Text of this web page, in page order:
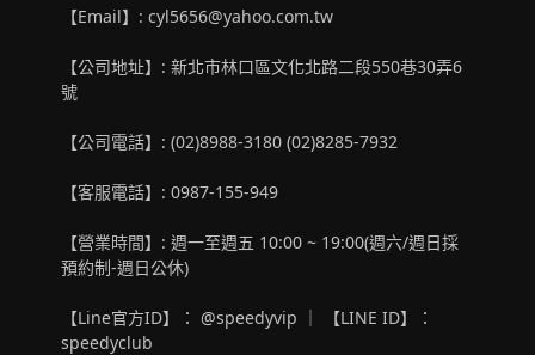
【Email】: cyl5656@yahoo.com.tw
【公司地址】: 新北市林口區文化北路二段550巷30弄6
號
【公司電話】: (02)8988-3180 (02)8285-7932
【客服電話】: 0987-155-949
【營業時間】: 週一至週五 10:00 ~ 19:00(週六/週日採
預約制-週日公休)
【Line官方ID】： @speedyvip ｜ 【LINE ID】：
speedyclub